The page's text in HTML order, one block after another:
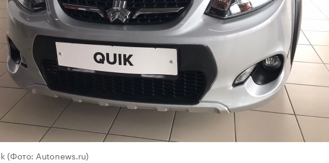
(Фото: Autonews.ru)